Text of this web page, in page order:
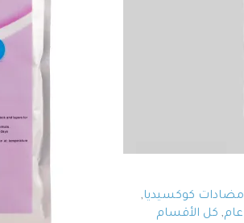
مضادات كوكسيديا,
عام, كل الأقسام